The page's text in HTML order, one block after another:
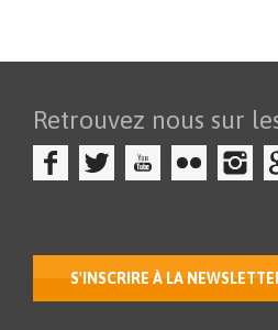
Retrouvez nous sur
S'INSCRIRE À LA